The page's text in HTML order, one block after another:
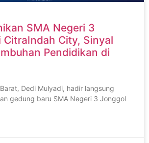
SMA Negeri 3
City, Sinyal
Pendidikan di
Dedi Mulyadi, hadir langsung
gedung baru SMA Negeri 3 Jonggol